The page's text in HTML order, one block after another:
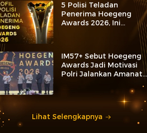
5 Polisi Teladan
Penerima Hoegeng
Awards 2026, Ini
Kategori dan Kiprahnya
IM57+ Sebut Hoegeng
Awards Jadi Motivasi
Polri Jalankan Amanat
Lihat Selengkapnya